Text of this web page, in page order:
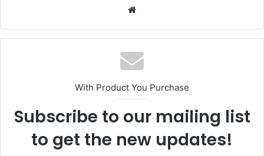
b
s
i
e
With Product You Purchase
Subscribe to our mailing list
to get the new updates!